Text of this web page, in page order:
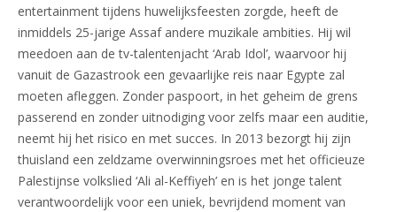
entertainment tijdens huwelijksfeesten zorgde, heeft de
inmiddels 25-jarige Assaf andere muzikale ambities. Hij wil
meedoen aan de tv-talentenjacht ‘Arab Idol’, waarvoor hij
vanuit de Gazastrook een gevaarlijke reis naar Egypte zal
moeten afleggen. Zonder paspoort, in het geheim de grens
passerend en zonder uitnodiging voor zelfs maar een auditie,
neemt hij het risico en met succes. In 2013 bezorgt hij zijn
thuisland een zeldzame overwinningsroes met het officieuze
Palestijnse volkslied ‘Ali al-Keffiyeh’ en is het jonge talent
verantwoordelijk voor een uniek, bevrijdend moment van